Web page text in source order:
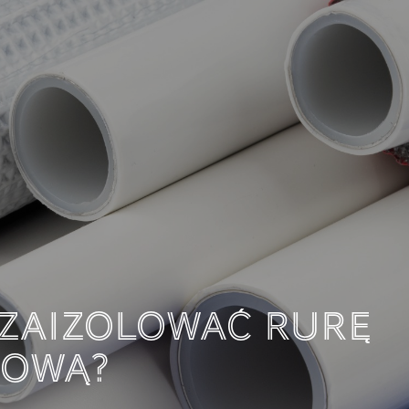
I JAK MOŻEMY